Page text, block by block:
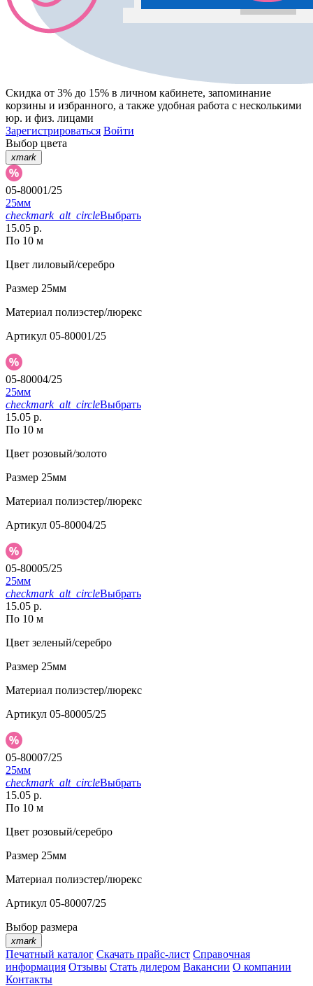
Скидка от 3% до 15% в личном кабинете, запоминание
корзины и избранного, а также удобная работа с несколькими
юр. и физ. лицами
Зарегистрироваться Войти
Выбор цвета
xmark
05-80001/25
25мм
checkmark_alt_circleВыбрать
15.05 р.
По 10 м
Цвет лиловый/серебро
Размер 25мм
Материал полиэстер/люрекс
Артикул 05-80001/25
05-80004/25
25мм
checkmark_alt_circleВыбрать
15.05 р.
По 10 м
Цвет розовый/золото
Размер 25мм
Материал полиэстер/люрекс
Артикул 05-80004/25
05-80005/25
25мм
checkmark_alt_circleВыбрать
15.05 р.
По 10 м
Цвет зеленый/серебро
Размер 25мм
Материал полиэстер/люрекс
Артикул 05-80005/25
05-80007/25
25мм
checkmark_alt_circleВыбрать
15.05 р.
По 10 м
Цвет розовый/серебро
Размер 25мм
Материал полиэстер/люрекс
Артикул 05-80007/25
Выбор размера
xmark
Печатный каталог Скачать прайс-лист Справочная
информация Отзывы Стать дилером Вакансии О компании
Контакты